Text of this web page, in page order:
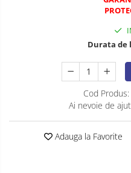
Durata de
Cod Produs:
Ai nevoie de
Adauga la Favorite